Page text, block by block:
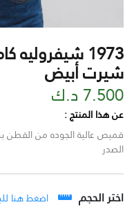
شيرت أبيض
7.500 د.ك
عن هذا المنتج :
الصدر
اختر الحجم اضغط هنا